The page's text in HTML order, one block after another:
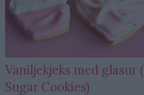
Vaniljekjeks med glasur
Sugar Cookies)